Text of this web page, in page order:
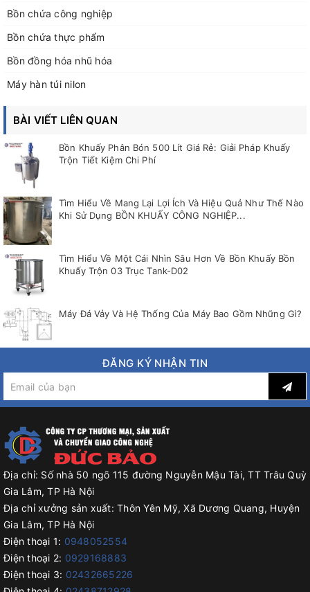
Bồn chứa công nghiệp
Bồn chứa thực phẩm
Bồn đồng hóa nhũ hóa
Máy hàn túi nilon
BÀI VIẾT LIÊN QUAN
Bồn Khuấy Phân Bón 500 Lít Giá Rẻ: Giải Pháp Khuấy
Trộn Tiết Kiệm Chi Phí
Tìm Hiểu Về Mang Lại Lợi Ích Và Hiệu Quả Như Thế Nào
Khi Sử Dụng BỒN KHUẤY CÔNG NGHIỆP...
Tìm Hiểu Về Một Cái Nhìn Sâu Hơn Về Bồn Khuấy Bồn
Khuấy Trộn 03 Trục Tank-D02
Máy Đá Vảy Và Hệ Thống Của Máy Bao Gồm Những Gì?
ĐĂNG KÝ NHẬN TIN
Địa chỉ: Số nhà 50 ngõ 115 đường Nguyễn Mậu Tài, TT Trâu Quỳ
Gia Lâm, TP Hà Nội
Địa chỉ xưởng sản xuất: Thôn Yên Mỹ, Xã Dương Quang, Huyện
Gia Lâm, TP Hà Nội
Điện thoại 1: 0948052554
Điện thoại 2: 0929168883
Điện thoại 3: 02432665226